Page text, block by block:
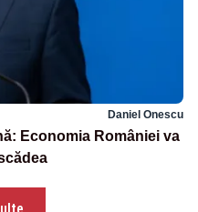
Daniel Onescu
Economia României va